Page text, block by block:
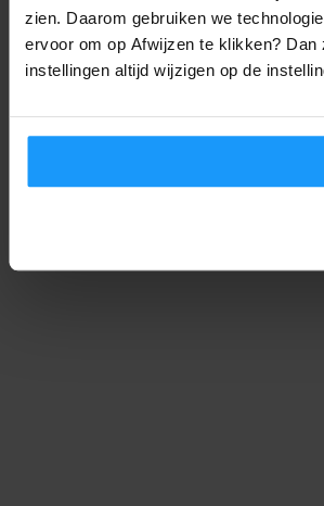
zien. Daarom gebruiken we
ervoor om op Afwijzen te klikken?
instellingen altijd wijzigen op de
Home Assistant 2026.8 is uit: Dit zijn
veranderingen
Smart Home Nieuws Joshua - 6.